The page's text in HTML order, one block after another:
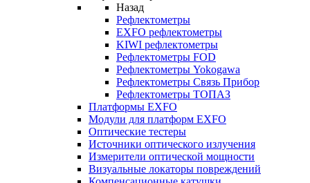
Назад
Рефлектометры
EXFO рефлектометры
KIWI рефлектометры
Рефлектометры FOD
Рефлектометры Yokogawa
Рефлектометры Связь Прибор
Рефлектометры ТОПАЗ
Платформы EXFO
Модули для платформ EXFO
Оптические тестеры
Источники оптического излучения
Измерители оптической мощности
Визуальные локаторы повреждений